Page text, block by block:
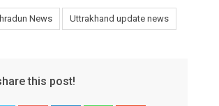
News Uttrakhand update news
this post!